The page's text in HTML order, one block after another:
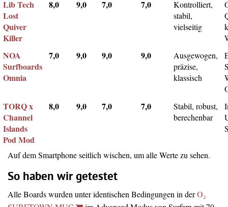
Lib Tech
Lost
Quiver
Killer
8,0 9,0 7,0 7,0
Kontrolliert,
stabil,
vielseitig
NOA
Surfboards
Omnia
7,0 9,0 9,0 9,0
Ausgewogen,
präzise,
klassisch
TORQ x
Channel
Islands
Pod Mod
8,0 9,0 7,0 7,0
Stabil, robust,
berechenbar
Auf dem Smartphone seitlich wischen, um alle Werte zu sehen.
So haben wir getestet
Alle Boards wurden unter identischen Bedingungen in derO₂